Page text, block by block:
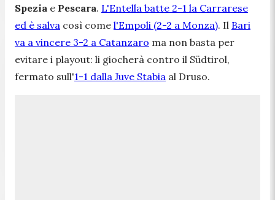
Spezia e Pescara. L'Entella batte 2-1 la Carrarese
ed è salva così come l'Empoli (2-2 a Monza). Il Bari
va a vincere 3-2 a Catanzaro ma non basta per
evitare i playout: li giocherà contro il Südtirol,
fermato sull'1-1 dalla Juve Stabia al Druso.